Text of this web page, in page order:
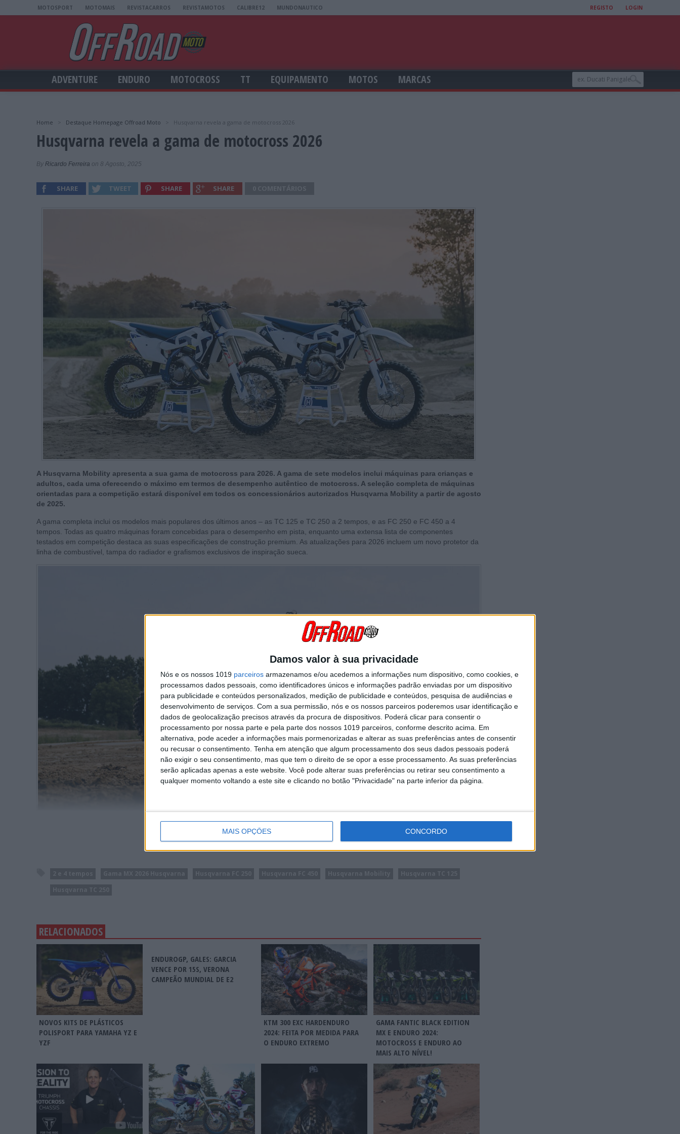
Damos valor à sua privacidade
Nós e os nossos 1019 parceiros armazenamos e/ou acedemos a informações num dispositivo, como cookies, e
processamos dados pessoais, como identificadores únicos e informações padrão enviadas por um dispositivo
para publicidade e conteúdos personalizados, medição de publicidade e conteúdos, pesquisa de audiências e
desenvolvimento de serviços. Com a sua permissão, nós e os nossos parceiros poderemos usar identificação e
dados de geolocalização precisos através da procura de dispositivos. Poderá clicar para consentir o
processamento por nossa parte e pela parte dos nossos 1019 parceiros, conforme descrito acima. Em
alternativa, pode aceder a informações mais pormenorizadas e alterar as suas preferências antes de consentir
ou recusar o consentimento. Tenha em atenção que algum processamento dos seus dados pessoais poderá
não exigir o seu consentimento, mas que tem o direito de se opor a esse processamento. As suas preferências
serão aplicadas apenas a este website. Você pode alterar suas preferências ou retirar seu consentimento a
qualquer momento voltando a este site e clicando no botão "Privacidade" na parte inferior da página.
MAIS OPÇÕES CONCORDO
MOTOSPORT MOTOMAIS REVISTACARROS REVISTAMOTOS CALIBRE12 MUNDONAUTICO REGISTO LOGIN
ADVENTURE ENDURO MOTOCROSS TT EQUIPAMENTO MOTOS MARCAS
Home Destaque Homepage Offroad Moto Husqvarna revela a gama de motocross 2026
Husqvarna revela a gama de motocross 2026
By Ricardo Ferreira on 8 Agosto, 2025
SHARE TWEET SHARE SHARE
A Husqvarna Mobility apresenta a sua gama de motocross para 2026. A gama de sete modelos inclui máquinas para crianças e
adultos, cada uma oferecendo o máximo em termos de desempenho autêntico de motocross. A seleção completa de máquinas
orientadas para a competição estará disponível em todos os concessionários autorizados Husqvarna Mobility a partir de agosto
de 2025.
A gama completa inclui os modelos mais populares dos últimos anos – as TC 125 e TC 250 a 2 tempos, e as FC 250 e FC 450 a 4
tempos. Todas as quatro máquinas foram concebidas para o desempenho em pista, enquanto uma extensa lista de componentes
testados em competição destaca as suas especificações de construção premium. As atualizações para 2026 incluem um novo protetor da
linha de combustível, tampa do radiador e grafismos exclusivos de inspiração sueca.
Continuar a ler
RELACIONADOS
NOVOS KITS DE PLÁSTICOS
POLISPORT PARA YAMAHA YZ E
YZF
ENDUROGP, GALES: GARCIA
VENCE POR 15S, VERONA
CAMPEÃO MUNDIAL DE E2
KTM 300 EXC HARDENDURO
2024: FEITA POR MEDIDA PARA
O ENDURO EXTREMO
GAMA FANTIC BLACK EDITION
MX E ENDURO 2024:
MOTOCROSS E ENDURO AO
MAIS ALTO NÍVEL!